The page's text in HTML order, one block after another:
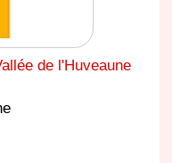
de l'Huveaune